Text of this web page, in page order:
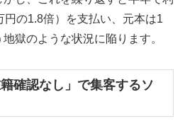
円の1.8倍）を支払い、元本は1
獄のような状況に陥ります。
確認なし」で集客するソ